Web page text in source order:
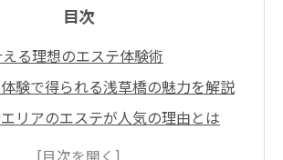
目次
る理想のエステ体験術
験で得られる浅草橋の魅力を解説
リアのエステが人気の理由とは
のエステ利用者が感じる安心ポイン